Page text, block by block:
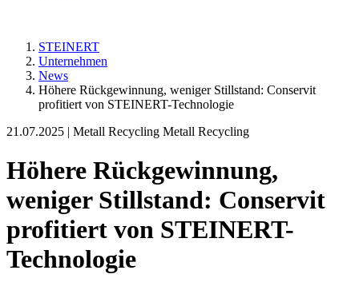
STEINERT
Unternehmen
News
Höhere Rückgewinnung, weniger Stillstand: Conservit
profitiert von STEINERT-Technologie
21.07.2025 | Metall Recycling Metall Recycling
Höhere Rückgewinnung,
weniger Stillstand: Conservit
profitiert von STEINERT-
Technologie